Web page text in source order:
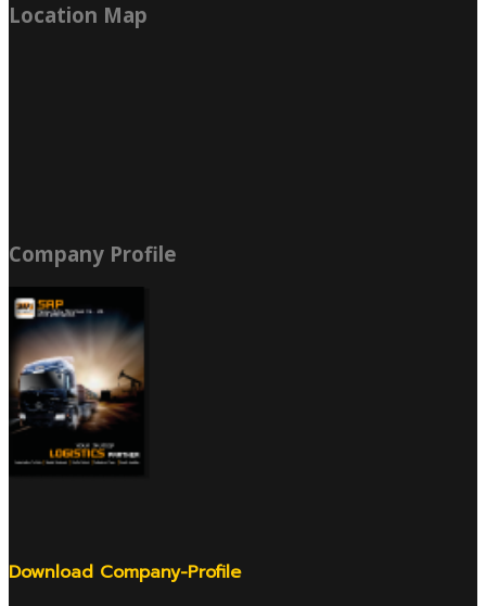
Location Map
Company Profile
Download Company-Profile